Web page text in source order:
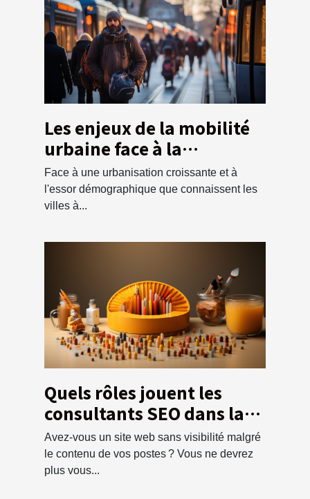
Les enjeux de la mobilité
urbaine face à la
croissance
démographique
Face à une urbanisation croissante et à
l'essor démographique que connaissent les
villes à...
Quels rôles jouent les
consultants SEO dans la
visibilité d’un site web ?
Avez-vous un site web sans visibilité malgré
le contenu de vos postes ? Vous ne devrez
plus vous...